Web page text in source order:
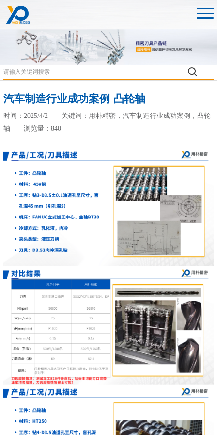
汽车制造行业成功案例-凸轮轴
时间：2025/4/2 关键词：用朴精密，汽车制造行业成功案例，凸轮
轴 浏览量：840